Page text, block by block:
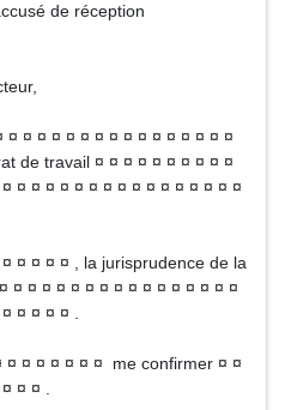
de réception
¤ ¤ ¤ ¤ ¤ ¤ ¤ ¤ ¤ ¤ ¤ ¤ ¤ ¤ ¤ ¤
de travail ¤ ¤ ¤ ¤ ¤ ¤ ¤ ¤ ¤ ¤
¤ ¤ ¤ ¤ ¤ ¤ ¤ ¤ ¤ ¤ ¤ ¤ ¤ ¤ ¤ ¤
¤ ¤ ¤ ¤ , la jurisprudence de la
¤ ¤ ¤ ¤ ¤ ¤ ¤ ¤ ¤ ¤ ¤ ¤ ¤ ¤ ¤ ¤
¤ ¤ ¤ ¤ .
¤ ¤ ¤ ¤ ¤ ¤ ¤ me confirmer ¤ ¤
¤ ¤ .